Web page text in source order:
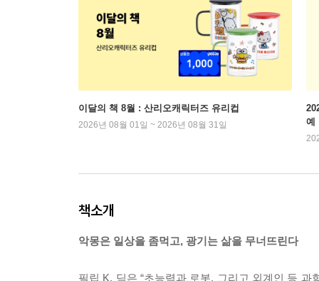
이달의 책 8월 : 산리오캐릭터즈 유리컵
2026년 08월 01일 ~ 2026년 08월 31일
예
책소개
악몽은 일상을 좀먹고, 광기는 삶을 무너뜨린다
필립 K. 딕은 “초능력과 로봇, 그리고 외계인 등